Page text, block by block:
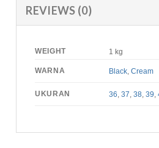
REVIEWS (0)
WEIGHT 1 kg
WARNA Black ,Cream
UKURAN 36 ,37 ,38 ,39 ,